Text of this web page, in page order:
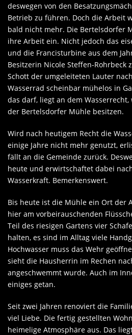
deswegen von den
Betrieb zu führen. Doch die Arbeit
bald nicht mehr. Die Bertelsdorfer
ihre Arbeit ein. Nicht jedoch das
und die Francisturbine aus dem
Besitzerin Nicole Steffen-Rohrbeck
Schott der umgeleiteten Lauter
Wasserrad scheinbar mühelos in
das darf, liegt an dem
der Bertelsdorfer Mühle besitzen.
Wird nach heutigem Recht die
einige Jahre nicht mehr genutzt,
fällt an die Gemeinde zurück.
heute und erwirtschaftet dabei
Wasserkraft. Bemerkenswert.
Bis heute ist die Mühle ein Ort der
hier am vorbeirauschenden
Teil des riesigen Gartens vier
halten, es sind im Alltag viele
Hochwasser muss das Wehr
sieht die Hausherrin im Rechen
angeschwemmt wurde. Auch im
einiges getan.
Seit zwei Jahren renoviert die
viel Liebe. Die fertig gestellten
heimelige Atmosphäre aus. Das